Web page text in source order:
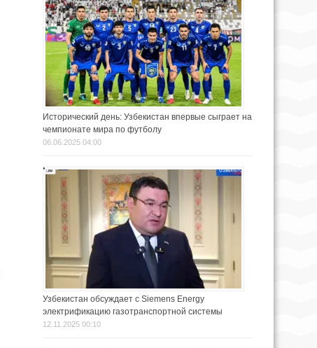
Исторический день: Узбекистан впервые сыграет на
чемпионате мира по футболу
06.06.2025 04:00
Узбекистан обсуждает с Siemens Energy
электрификацию газотранспортной системы
12.11.2025 00:10